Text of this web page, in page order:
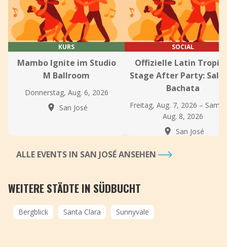
KURS
Mambo Ignite im Studio
M Ballroom
Donnerstag, Aug. 6, 2026
San José
SOCIAL
Offizielle Latin
Stage After Party:
Bachata
Freitag, Aug. 7, 2026 –
Aug. 8, 2026
San José
ALLE EVENTS IN SAN JOSÉ ANSEHEN
WEITERE STÄDTE IN SÜDBUCHT
Bergblick Santa Clara Sunnyvale